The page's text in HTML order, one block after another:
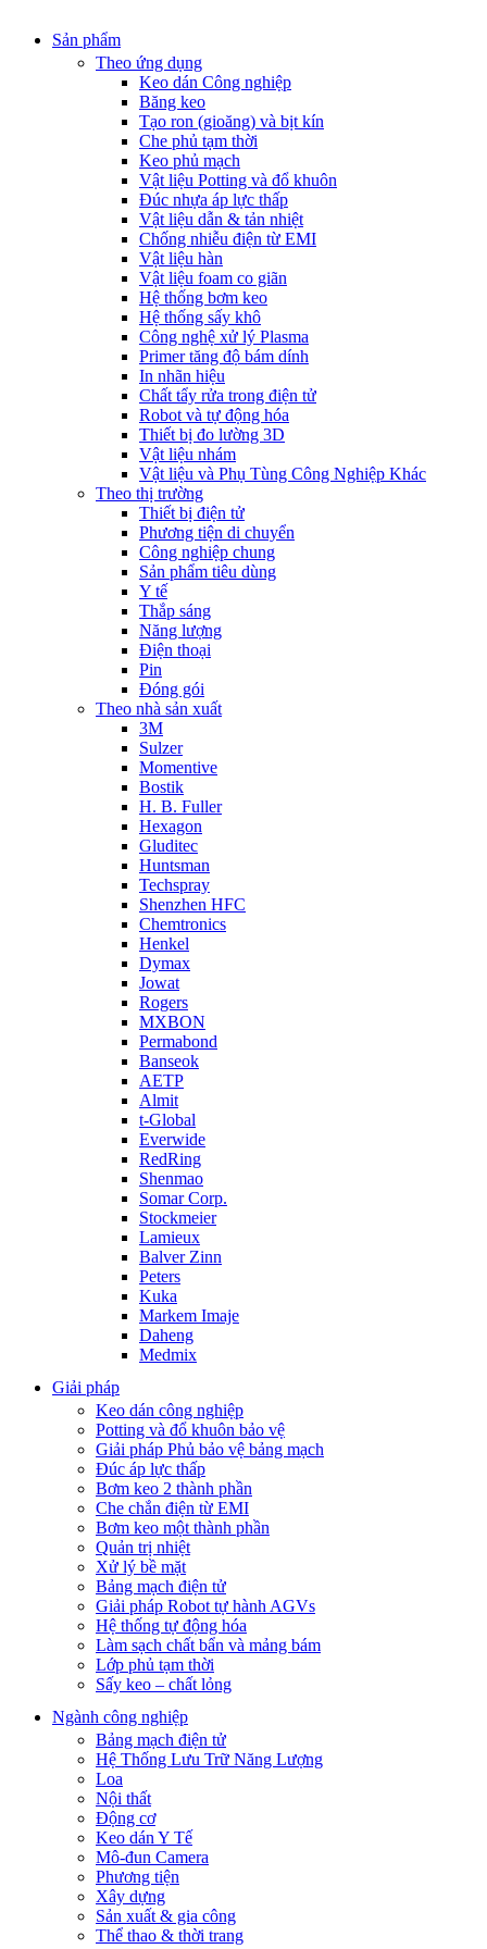
Sản phẩm
Theo ứng dụng
Keo dán Công nghiệp
Băng keo
Tạo ron (gioăng) và bịt kín
Che phủ tạm thời
Keo phủ mạch
Vật liệu Potting và đổ khuôn
Đúc nhựa áp lực thấp
Vật liệu dẫn & tản nhiệt
Chống nhiễu điện từ EMI
Vật liệu hàn
Vật liệu foam co giãn
Hệ thống bơm keo
Hệ thống sấy khô
Công nghệ xử lý Plasma
Primer tăng độ bám dính
In nhãn hiệu
Chất tẩy rửa trong điện tử
Robot và tự động hóa
Thiết bị đo lường 3D
Vật liệu nhám
Vật liệu và Phụ Tùng Công Nghiệp Khác
Theo thị trường
Thiết bị điện tử
Phương tiện di chuyển
Công nghiệp chung
Sản phẩm tiêu dùng
Y tế
Thắp sáng
Năng lượng
Điện thoại
Pin
Đóng gói
Theo nhà sản xuất
3M
Sulzer
Momentive
Bostik
H. B. Fuller
Hexagon
Gluditec
Huntsman
Techspray
Shenzhen HFC
Chemtronics
Henkel
Dymax
Jowat
Rogers
MXBON
Permabond
Banseok
AETP
Almit
t-Global
Everwide
RedRing
Shenmao
Somar Corp.
Stockmeier
Lamieux
Balver Zinn
Peters
Kuka
Markem Imaje
Daheng
Medmix
Giải pháp
Keo dán công nghiệp
Potting và đổ khuôn bảo vệ
Giải pháp Phủ bảo vệ bảng mạch
Đúc áp lực thấp
Bơm keo 2 thành phần
Che chắn điện từ EMI
Bơm keo một thành phần
Quản trị nhiệt
Xử lý bề mặt
Bảng mạch điện tử
Giải pháp Robot tự hành AGVs
Hệ thống tự động hóa
Làm sạch chất bẩn và mảng bám
Lớp phủ tạm thời
Sấy keo – chất lỏng
Ngành công nghiệp
Bảng mạch điện tử
Hệ Thống Lưu Trữ Năng Lượng
Loa
Nội thất
Động cơ
Keo dán Y Tế
Mô-đun Camera
Phương tiện
Xây dựng
Sản xuất & gia công
Thể thao & thời trang